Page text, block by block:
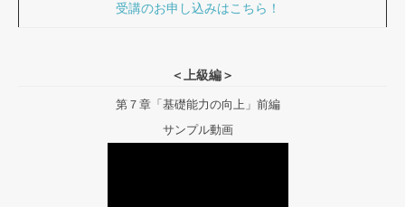
受講のお申し込みはこちら！
＜上級編＞
第７章「基礎能力の向上」前編
サンプル動画